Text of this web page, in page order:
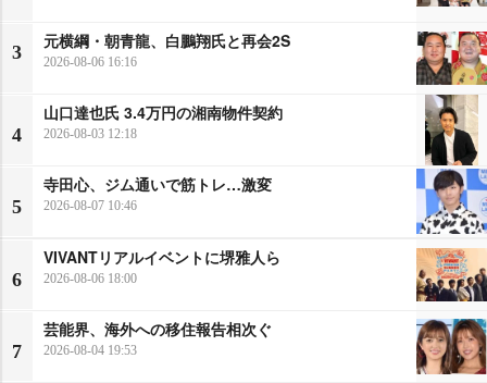
3
元横綱・朝青龍、白鵬翔氏と再会2S
2026-08-06 16:16
4
山口達也氏 3.4万円の湘南物件契約
2026-08-03 12:18
5
寺田心、ジム通いで筋トレ…激変
2026-08-07 10:46
6
VIVANTリアルイベントに堺雅人ら
2026-08-06 18:00
7
芸能界、海外への移住報告相次ぐ
2026-08-04 19:53